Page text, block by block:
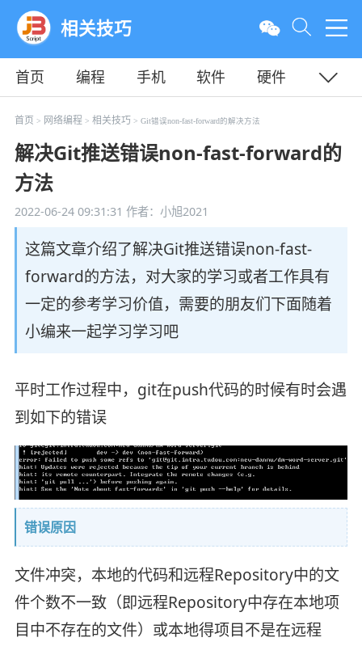
相关技巧
首页 编程 手机 软件
硬件
教程
平面 服务器
首页 > 网络编程 > 相关技巧 > Git错误non-fast-forward的解决方法
解决Git推送错误non-fast-forward的
方法
2022-06-24 09:31:31 作者：小旭2021
这篇文章介绍了解决Git推送错误non-fast-
forward的方法，对大家的学习或者工作具有
一定的参考学习价值，需要的朋友们下面随着
小编来一起学习学习吧
平时工作过程中，git在push代码的时候有时会遇
到如下的错误
错误原因
文件冲突，本地的代码和远程Repository中的文
件个数不一致（即远程Repository中存在本地项
目中不存在的文件）或本地得项目不是在远程